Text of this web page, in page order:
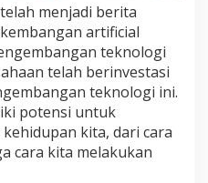
menjadi berita
artificial
teknologi
telah berinvestasi
teknologi ini.
potensi untuk
kita, dari cara
cara kita melakukan